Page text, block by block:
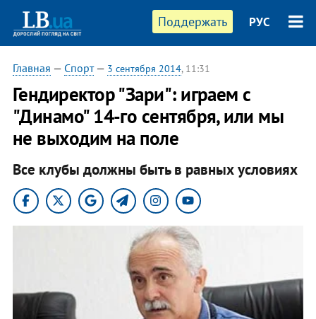
Поддержать РУС
Главная — Спорт— 3 сентября 2014, 11:31
Гендиректор "Зари": играем с
"Динамо" 14-го сентября, или мы
не выходим на поле
Все клубы должны быть в равных условиях